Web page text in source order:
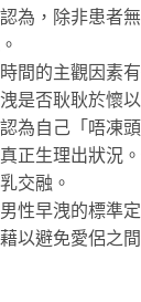
為，除非患者
間的主觀因素
是否耿耿於懷
為自己「唔凍
正生理出狀況
交融。
性早洩的標準
以避免愛侶之